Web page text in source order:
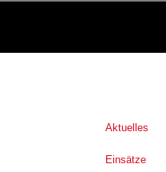
Aktuelles
Einsätze